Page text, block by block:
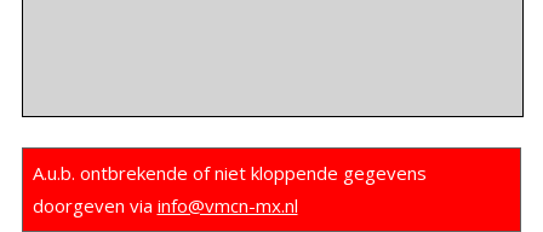
A.u.b. ontbrekende of niet kloppende gegevens
doorgeven via info@vmcn-mx.nl